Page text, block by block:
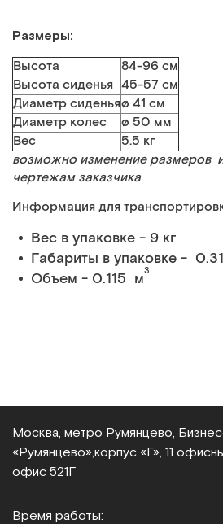
Размеры:
Высота
84-96 см
Высота сиденья 45-57 см
Диаметр сиденьяø 41 см
Диаметр колес
ø 50 мм
Вес
5.5 кг
возможно изменение размеров
чертежам заказчика
Информация для
Вес в упаковке - 9 кг
Габариты в упаковке -
Объем - 0.115 м3
Москва, метро Румянцево,
«Румянцево», корпус «Г», 11
офис 521Г
Время работы: